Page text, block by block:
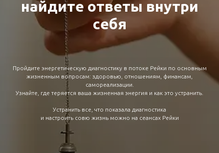
найдите ответы внутри
себя
Пройдите энергетическую диагностику в потоке Рейки по основным
жизненным вопросам: здоровью, отношениям, финансам,
самореализации.
Узнайте, где теряется ваша жизненная энергия и как это устранить.
Устранить все, что показала диагностика
и настроить совю жизнь можно на сеансах Рейки